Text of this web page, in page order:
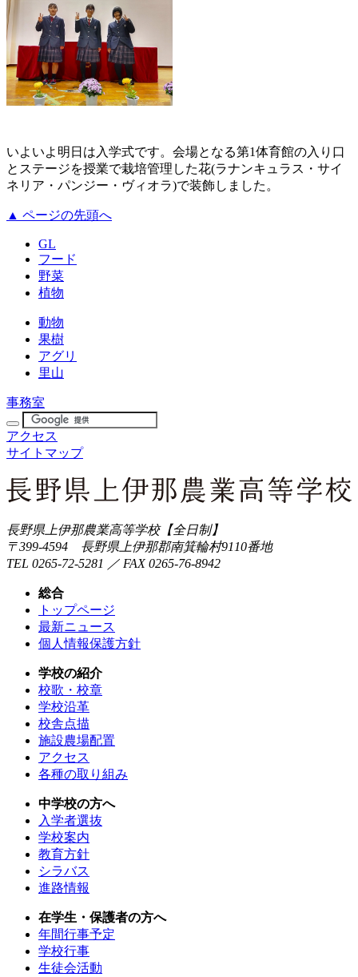
いよいよ明日は入学式です。会場となる第1体育館の入り口
とステージを授業で栽培管理した花(ラナンキュラス・サイ
ネリア・パンジー・ヴィオラ)で装飾しました。
▲ ページの先頭へ
GL
フード
野菜
植物
動物
果樹
アグリ
里山
事務室
アクセス
サイトマップ
長野県上伊那農業高等学校【全日制】
〒399-4594 長野県上伊那郡南箕輪村9110番地
TEL 0265-72-5281 ／ FAX 0265-76-8942
総合
トップページ
最新ニュース
個人情報保護方針
学校の紹介
校歌・校章
学校沿革
校舎点描
施設農場配置
アクセス
各種の取り組み
中学校の方へ
入学者選抜
学校案内
教育方針
シラバス
進路情報
在学生・保護者の方へ
年間行事予定
学校行事
生徒会活動